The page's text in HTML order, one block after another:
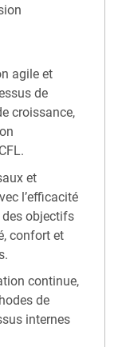
agile et
de
croissance,
et
l’efficacité
des objectifs
confort et
continue,
de
internes